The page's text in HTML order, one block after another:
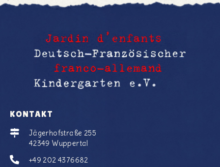
KONTAKT
Jägerhofstraße 255
42349 Wuppertal
+49 202 4376682